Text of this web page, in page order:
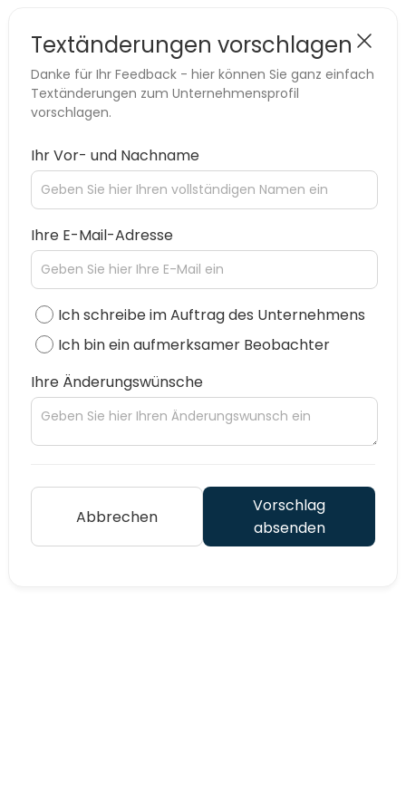
Textänderungen vorschlagen
Danke für Ihr Feedback - hier können Sie ganz einfach
Textänderungen zum Unternehmensprofil
vorschlagen.
Ihr Vor- und Nachname
Ihre E-Mail-Adresse
Ich schreibe im Auftrag des Unternehmens
Ich bin ein aufmerksamer Beobachter
Ihre Änderungswünsche
Abbrechen
Vorschlag
absenden